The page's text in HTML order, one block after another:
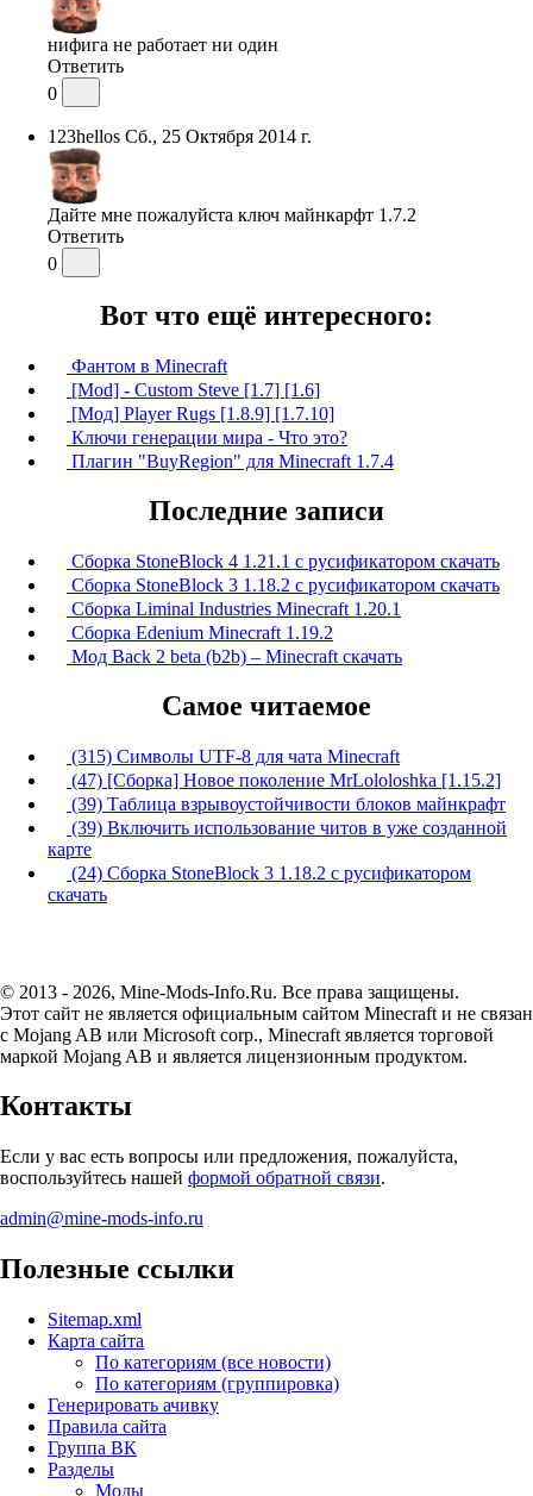
нифига не работает ни один
Ответить
0
123hellos Сб., 25 Октября 2014 г.
Дайте мне пожалуйста ключ майнкарфт 1.7.2
Ответить
0
Вот что ещё интересного:
Фантом в Minecraft
[Mod] - Custom Steve [1.7] [1.6]
[Мод] Player Rugs [1.8.9] [1.7.10]
Ключи генерации мира - Что это?
Плагин "BuyRegion" для Minecraft 1.7.4
Последние записи
Сборка StoneBlock 4 1.21.1 с русификатором скачать
Сборка StoneBlock 3 1.18.2 с русификатором скачать
Сборка Liminal Industries Minecraft 1.20.1
Сборка Edenium Minecraft 1.19.2
Мод Back 2 beta (b2b) – Minecraft скачать
Самое читаемое
(315) Символы UTF-8 для чата Minecraft
(47) [Сборка] Новое поколение MrLololoshka [1.15.2]
(39) Таблица взрывоустойчивости блоков майнкрафт
(39) Включить использование читов в уже созданной
карте
(24) Сборка StoneBlock 3 1.18.2 с русификатором
скачать
© 2013 - 2026, Mine-Mods-Info.Ru. Все права защищены.
Этот сайт не является официальным сайтом Minecraft и не связан
с Mojang AB или Microsoft corp., Minecraft является торговой
маркой Mojang AB и является лицензионным продуктом.
Контакты
Если у вас есть вопросы или предложения, пожалуйста,
воспользуйтесь нашей формой обратной связи.
admin@mine-mods-info.ru
Полезные ссылки
Sitemap.xml
Карта сайта
По категориям (все новости)
По категориям (группировка)
Генерировать ачивку
Правила сайта
Группа ВК
Разделы
Моды